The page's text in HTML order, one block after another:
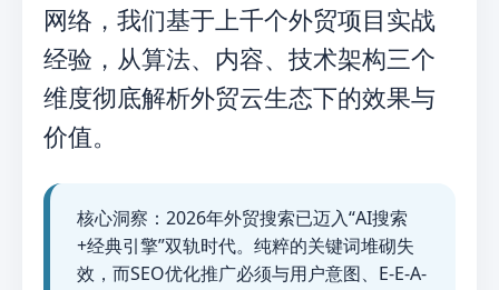
网络，我们基于上千个外贸项目实战
经验，从算法、内容、技术架构三个
维度彻底解析外贸云生态下的效果与
价值。
核心洞察：2026年外贸搜索已迈入“AI搜索
+经典引擎”双轨时代。纯粹的关键词堆砌失
效，而SEO优化推广必须与用户意图、E-E-A-